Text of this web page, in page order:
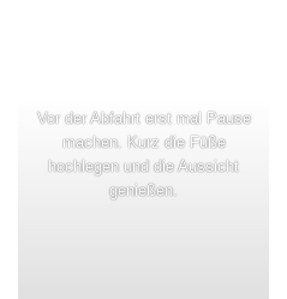
Vor der Abfahrt erst mal Pause
machen. Kurz die Füße
hochlegen und die Aussicht
genießen.